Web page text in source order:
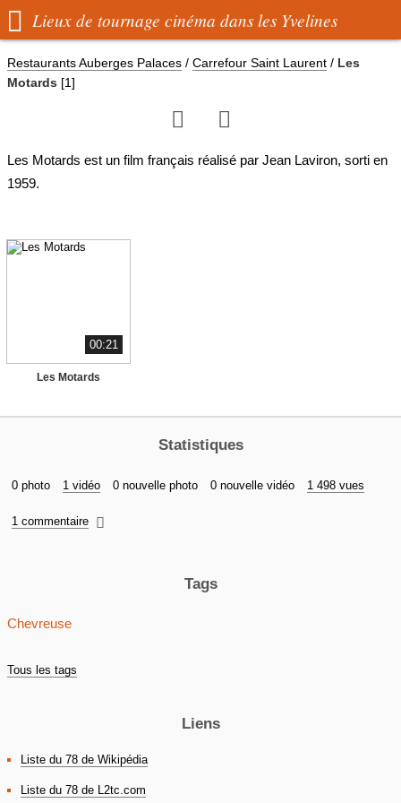
 Lieux de tournage cinéma dans les Yvelines
Restaurants Auberges Palaces / Carrefour Saint Laurent / Les
Motards [1]
 
Les Motards est un film français réalisé par Jean Laviron, sorti en
1959.
00:21
Les Motards
Statistiques
0 photo 1 vidéo 0 nouvelle photo 0 nouvelle vidéo 1 498 vues
1 commentaire 
Tags
Chevreuse
Tous les tags
Liens
Liste du 78 de Wikipédia
Liste du 78 de L2tc.com